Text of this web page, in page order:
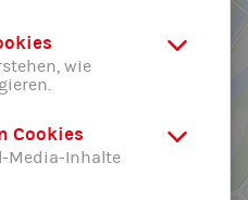
wie
Cookies
Media-Inhalte